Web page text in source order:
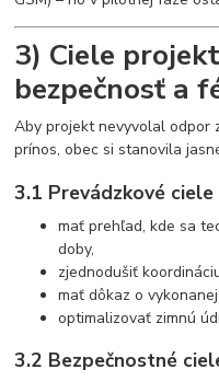
3) Ciele
bezpečnosť a
Aby projekt nevyvolal odpor
prínos, obec si stanovila
3.1 Prevádzkové ciele
mať prehľad, kde sa
doby,
zjednodušiť
mať dôkaz o
optimalizovať zimnú
3.2 Bezpečnostné